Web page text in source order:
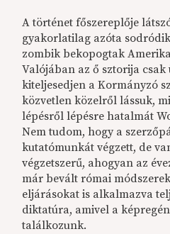
A történet főszereplője
gyakorlatilag azóta
zombik bekopogtak
Valójában az ő sztorija
kiteljesedjen a Kormányzó
közvetlen közelről lássuk,
lépésről lépésre hatalmát
Nem tudom, hogy a
kutatómunkát végzett, de
végzetszerű, ahogyan az
már bevált római
eljárásokat is alkalmazva
diktatúra, amivel a
találkozunk.